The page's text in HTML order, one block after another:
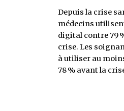
Depuis la crise
médecins
digital contre 79
crise. Les
à utiliser au
78 % avant la